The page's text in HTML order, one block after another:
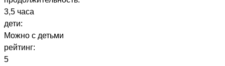
3,5 часа
дети:
Можно с детьми
рейтинг:
5